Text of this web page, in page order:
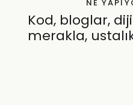
NE
Kod, bloglar,
merakla,